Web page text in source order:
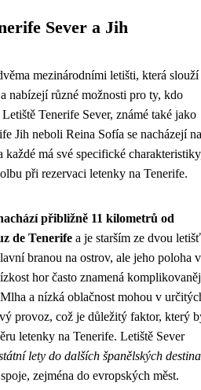
Sever a Jih
mezinárodními letišti, která slouží
nabízejí různé možnosti pro ty, kdo
Tenerife Sever, známé také jako
Jih neboli Reina Sofía se nacházejí na
každé má své specifické
při rezervaci letenky na Tenerife.
přibližně 11 kilometrů od
de Tenerife a je starším ze dvou
branou na ostrov, ale jeho poloha
hor často znamená
a nízká oblačnost mohou v
provoz, což je důležitý faktor, který
letenky na Tenerife. Letiště Sever
lety do dalších španělských
zejména do evropských měst.